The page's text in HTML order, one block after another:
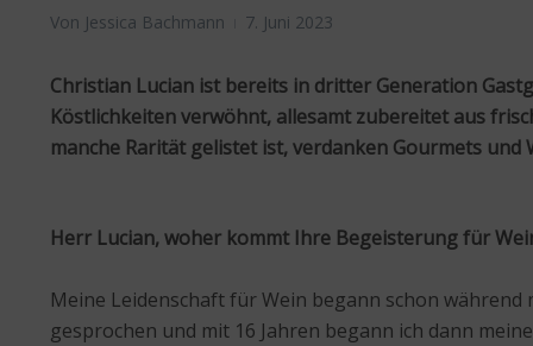
Von Jessica Bachmann 7. Juni 2023
Christian Lucian ist bereits in dritter Generation
Köstlichkeiten verwöhnt, allesamt zubereitet aus
manche Rarität gelistet ist, verdanken Gourmets
Herr Lucian, woher kommt Ihre Begeisterung für
Meine Leidenschaft für Wein begann schon
gesprochen und mit 16 Jahren begann ich dann